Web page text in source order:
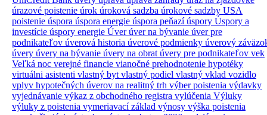
úrazové poistenie úrok úroková sadzba úrokové sadzby USA
poistenie úspora úspora energie úspora peňazíúspory Úspory a
investície úspory energie Úverúver na bývanie úver pre
podnikateľov úverová historia úverové podmienky úverový
úvery úvery na bývanie úvery na obrat úvery pre podnikateľov vek
Veľká noc verejné financie vianočné prehodnotenie hypotéky
virtuálni asistenti vlastný byt vlastný podiel vlastný vklad vozidlo
vplyv hypotečných úverov na realitný trh výber poistenia výdavky
vyjednávanie výkaz z obchodného registra vylúčenia Výluky
výluky z poistenia vymeriavací základ výnosy výška poistenia